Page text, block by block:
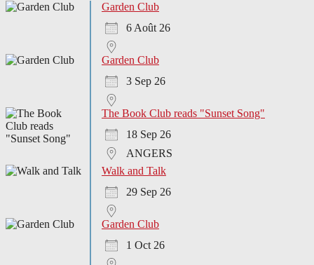
Garden Club
6 Août 26
Garden Club
3 Sep 26
The Book Club reads "Sunset Song"
18 Sep 26
ANGERS
Walk and Talk
29 Sep 26
Garden Club
1 Oct 26